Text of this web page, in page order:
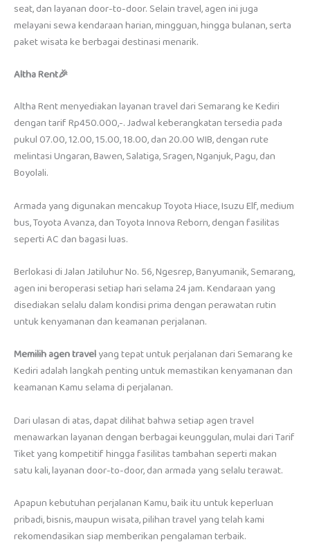
seat, dan layanan door-to-door. Selain travel, agen ini juga
melayani sewa kendaraan harian, mingguan, hingga bulanan, serta
paket wisata ke berbagai destinasi menarik.
Altha Rent🎉
Altha Rent menyediakan layanan travel dari Semarang ke Kediri
dengan tarif Rp450.000,-. Jadwal keberangkatan tersedia pada
pukul 07.00, 12.00, 15.00, 18.00, dan 20.00 WIB, dengan rute
melintasi Ungaran, Bawen, Salatiga, Sragen, Nganjuk, Pagu, dan
Boyolali.
Armada yang digunakan mencakup Toyota Hiace, Isuzu Elf, medium
bus, Toyota Avanza, dan Toyota Innova Reborn, dengan fasilitas
seperti AC dan bagasi luas.
Berlokasi di Jalan Jatiluhur No. 56, Ngesrep, Banyumanik, Semarang,
agen ini beroperasi setiap hari selama 24 jam. Kendaraan yang
disediakan selalu dalam kondisi prima dengan perawatan rutin
untuk kenyamanan dan keamanan perjalanan.
Memilih agen travelyang tepat untuk perjalanan dari Semarang ke
Kediri adalah langkah penting untuk memastikan kenyamanan dan
keamanan Kamu selama di perjalanan.
Dari ulasan di atas, dapat dilihat bahwa setiap agen travel
menawarkan layanan dengan berbagai keunggulan, mulai dari Tarif
Tiket yang kompetitif hingga fasilitas tambahan seperti makan
satu kali, layanan door-to-door, dan armada yang selalu terawat.
Apapun kebutuhan perjalanan Kamu, baik itu untuk keperluan
pribadi, bisnis, maupun wisata, pilihan travel yang telah kami
rekomendasikan siap memberikan pengalaman terbaik.